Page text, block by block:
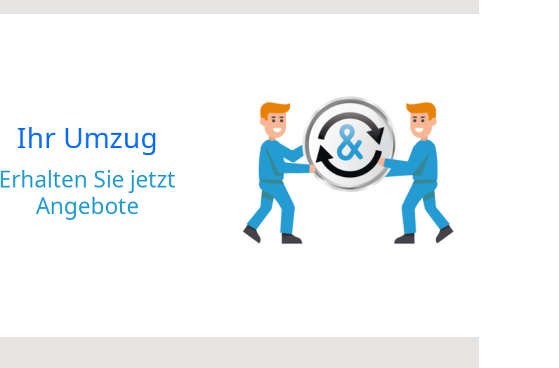
Ihr Umzug
Erhalten Sie jetzt
Angebote